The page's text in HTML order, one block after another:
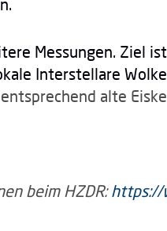
Messungen. Ziel
Interstellare
alte
beim HZDR: https://